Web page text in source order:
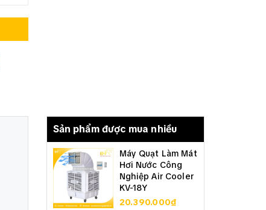
Sản phẩm được mua nhiều
Máy Quạt Làm Mát
Hơi Nước Công
Nghiệp Air Cooler
KV-18Y
20.390.000₫